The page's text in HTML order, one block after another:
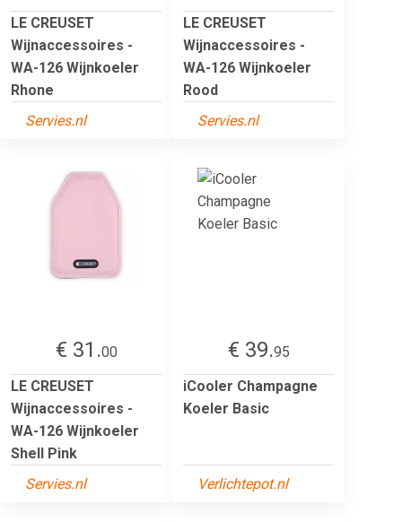
LE CREUSET
Wijnaccessoires -
WA-126 Wijnkoeler
Rhone
Servies.nl
LE CREUSET
Wijnaccessoires -
WA-126 Wijnkoeler
Rood
Servies.nl
€ 31.00
LE CREUSET
Wijnaccessoires -
WA-126 Wijnkoeler
Shell Pink
Servies.nl
€ 39.95
iCooler Champagne
Koeler Basic
Verlichtepot.nl